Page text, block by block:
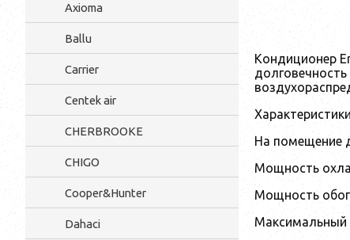
Axioma
Ballu
Carrier
Centek air
CHERBROOKE
CHIGO
Cooper&Hunter
Dahaci
Кондиционер
На помещение
Мощность
Мощность
Максимальный